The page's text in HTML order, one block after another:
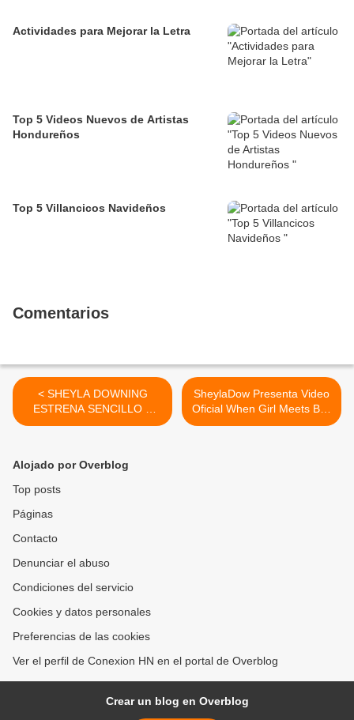
Actividades para Mejorar la Letra
Top 5 Videos Nuevos de Artistas
Hondureños
Top 5 Villancicos Navideños
Comentarios
< SHEYLA DOWNING
ESTRENA SENCILLO A
RITMO DE REGGAE
SheylaDow Presenta Video
Oficial When Girl Meets Boy
feat G Cole >
Alojado por Overblog
Top posts
Páginas
Contacto
Denunciar el abuso
Condiciones del servicio
Cookies y datos personales
Preferencias de las cookies
Ver el perfil de Conexion HN en el portal de Overblog
Crear un blog en Overblog